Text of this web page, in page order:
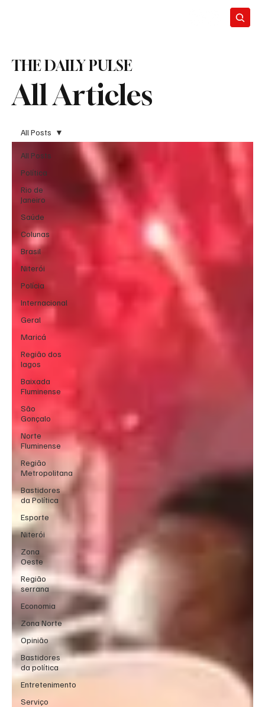
All Articles
THE DAILY PULSE
All Posts
Política
Rio de
Janeiro
Saúde
Colunas
Brasil
Niterói
Polícia
Internacional
Geral
Maricá
Região dos
lagos
Baixada
Fluminense
São
Gonçalo
Norte
Fluminense
Região
Metropolitana
Bastidores
da Política
Esporte
Niterói
Zona
Oeste
Região
serrana
Economia
Zona Norte
Opinião
Bastidores
da política
Entretenimento
Serviço
All Posts